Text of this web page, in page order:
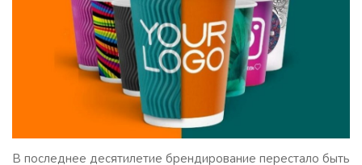
В последнее десятилетие брендирование перестало быть